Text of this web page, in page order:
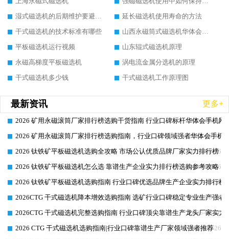
湿式磁选机的后期维护要避开哪些坑
延长磁选机使用寿命的方法
干式磁选机的技术标准有哪些
山西永磁筒式磁选机华体会手机网页版-华体会(中国)
平板磁选机运行视频
山东辊式磁选机原理
永磁高梯度平板磁选机
涡电流金属分选机的原理
干式磁选机多少钱
干式磁选机工作原理图
最新资讯 更多+
2026-06-26
2026 矿用永磁滚筒厂家排行榜选购干货指南 行业口碑标杆华体会手机网
2026-06-26
2026 矿用永磁滚筒厂家排行榜选购指南，行业口碑领域强者华体会手机
2026-06-26
2026 钛铁矿平板磁选机选购全攻略 市场公认优质品牌厂家实力排行榜
2026-06-26
2026 钛铁矿平板磁选机怎么选 靠谱生产企业实力排行榜选购参考攻略
2026-06-26
2026 钛铁矿平板磁选机选购指南 行业口碑优选品牌生产企业实力排行榜
2026-06-26
2026CTG 干式磁选机降本增效选购指南 选矿行业口碑稳定专业生产强者
2026-06-26
2026CTG 干式磁选机完整选购指南 行业口碑顶尖靠谱生产龙头厂家实力
2026-06-26
2026 CTG 干式磁选机选购指南|行业口碑靠谱生产厂家领域强者推荐